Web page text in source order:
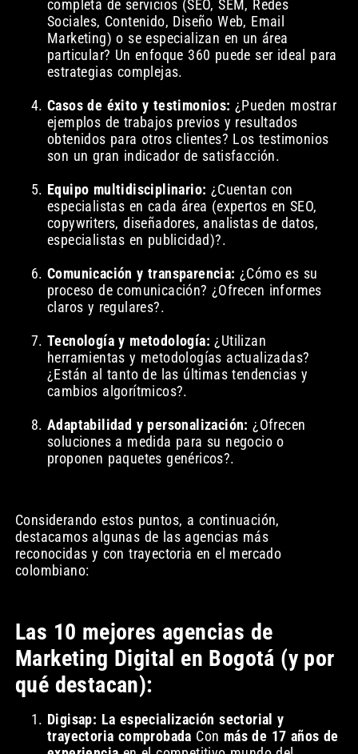
completa de servicios (SEO, SEM, Redes
Sociales, Contenido, Diseño Web, Email
Marketing) o se especializan en un área
particular? Un enfoque 360 puede ser ideal para
estrategias complejas.
Casos de éxito y testimonios: ¿Pueden mostrar
ejemplos de trabajos previos y resultados
obtenidos para otros clientes? Los testimonios
son un gran indicador de satisfacción.
Equipo multidisciplinario: ¿Cuentan con
especialistas en cada área (expertos en SEO,
copywriters, diseñadores, analistas de datos,
especialistas en publicidad)?.
Comunicación y transparencia: ¿Cómo es su
proceso de comunicación? ¿Ofrecen informes
claros y regulares?.
Tecnología y metodología: ¿Utilizan
herramientas y metodologías actualizadas?
¿Están al tanto de las últimas tendencias y
cambios algorítmicos?.
Adaptabilidad y personalización: ¿Ofrecen
soluciones a medida para su negocio o
proponen paquetes genéricos?.
Considerando estos puntos, a continuación,
destacamos algunas de las agencias más
reconocidas y con trayectoria en el mercado
colombiano:
Las 10 mejores agencias de
Marketing Digital en Bogotá (y por
qué destacan):
Digisap: La especialización sectorial y
trayectoria comprobada Con más de 17 años de